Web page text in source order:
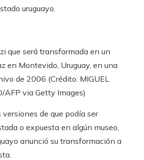
uruguayo.
que será transformada en un
en Montevido, Uruguay, en una
de 2006 (Crédito: MIGUEL
AFP via Getty Images)
versiones de que podía ser
o expuesta en algún museo,
anunció su transformación a